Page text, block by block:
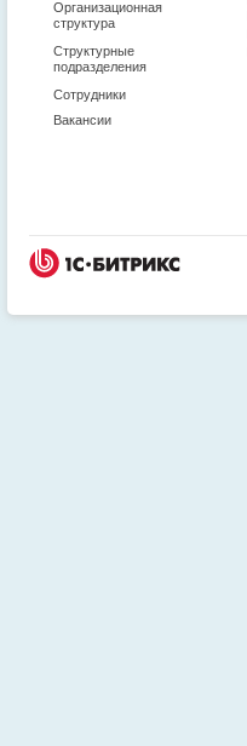
Организационная
структура
Структурные
подразделения
Сотрудники
Вакансии